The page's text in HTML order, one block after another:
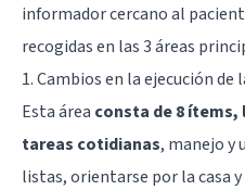
informador cercano al
recogidas en las 3 áreas
1. Cambios en la ejecución de
Esta área consta de 8
tareas cotidianas, manejo y
listas, orientarse por la casa